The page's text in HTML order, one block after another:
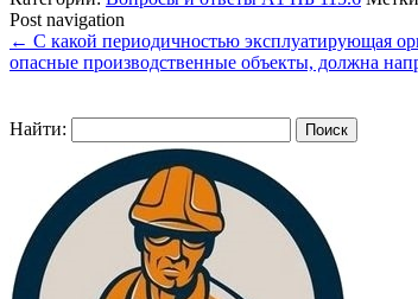
Post navigation
← С какой периодичностью эксплуатирующая
опасные производственные объекты, должна
Найти: